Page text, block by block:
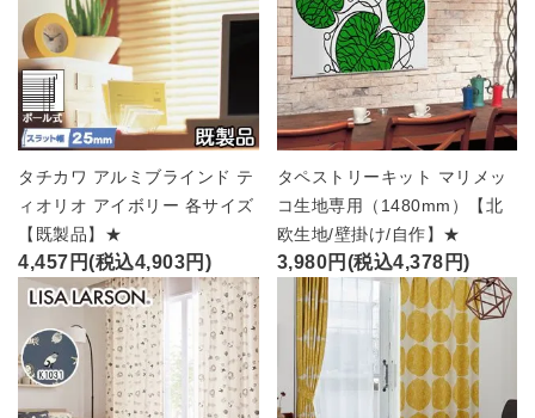
タチカワ アルミブラインド テ
ィオリオ アイボリー 各サイズ
【既製品】★
4,457円(税込4,903円)
タペストリーキット マリメッ
コ生地専用（1480mm）【北
欧生地/壁掛け/自作】★
3,980円(税込4,378円)